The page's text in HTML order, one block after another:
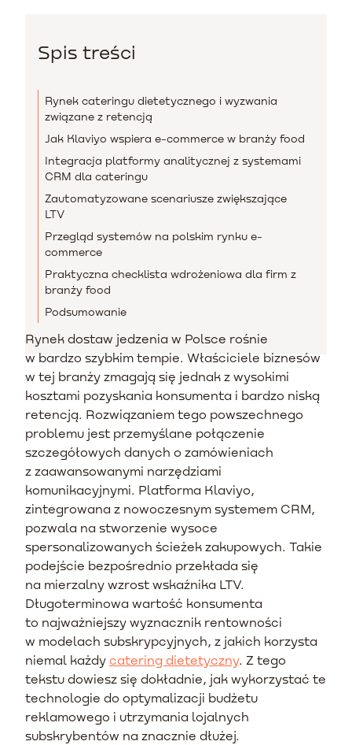
Spis treści
Rynek cateringu dietetycznego i wyzwania
związane z retencją
Jak Klaviyo wspiera e-commerce w branży food
Integracja platformy analitycznej z systemami
CRM dla cateringu
Zautomatyzowane scenariusze zwiększające
LTV
Przegląd systemów na polskim rynku e-
commerce
Praktyczna checklista wdrożeniowa dla firm z
branży food
Podsumowanie
Rynek dostaw jedzenia w Polsce rośnie
w bardzo szybkim tempie. Właściciele biznesów
w tej branży zmagają się jednak z wysokimi
kosztami pozyskania konsumenta i bardzo niską
retencją. Rozwiązaniem tego powszechnego
problemu jest przemyślane połączenie
szczegółowych danych o zamówieniach
z zaawansowanymi narzędziami
komunikacyjnymi. Platforma Klaviyo,
zintegrowana z nowoczesnym systemem CRM,
pozwala na stworzenie wysoce
spersonalizowanych ścieżek zakupowych. Takie
podejście bezpośrednio przekłada się
na mierzalny wzrost wskaźnika LTV.
Długoterminowa wartość konsumenta
to najważniejszy wyznacznik rentowności
w modelach subskrypcyjnych, z jakich korzysta
niemal każdy catering dietetyczny. Z tego
tekstu dowiesz się dokładnie, jak wykorzystać te
technologie do optymalizacji budżetu
reklamowego i utrzymania lojalnych
subskrybentów na znacznie dłużej.